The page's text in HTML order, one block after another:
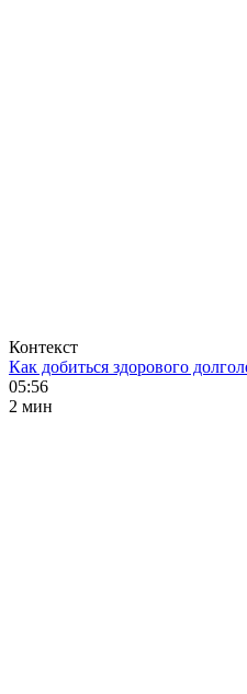
Контекст
Как добиться здорового
05:56
2 мин